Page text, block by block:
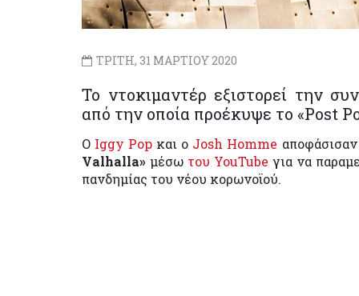
ΤΡΙΤΗ, 31 ΜΑΡΤΙΟΥ 2020
Το ντοκιμαντέρ εξιστορεί την
από την οποία προέκυψε το «Post
Ο Iggy Pop και ο Josh Homme
Valhalla» μέσω του YouTube για να
πανδημίας του νέου κορωνοϊού.